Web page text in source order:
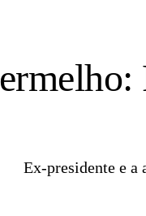
Ex-presidente e